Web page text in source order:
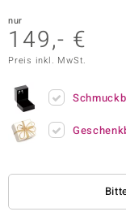
Paraíso
nur
149,- €
Preis inkl. MwSt.